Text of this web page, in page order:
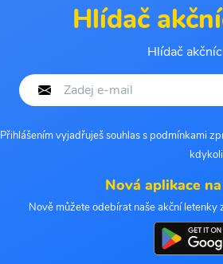
Hlídač
Hlídač
Přihlášením vyjadřuješ souhlas s podmínkami
Nová aplikace
Nově můžete odebírat naše akční